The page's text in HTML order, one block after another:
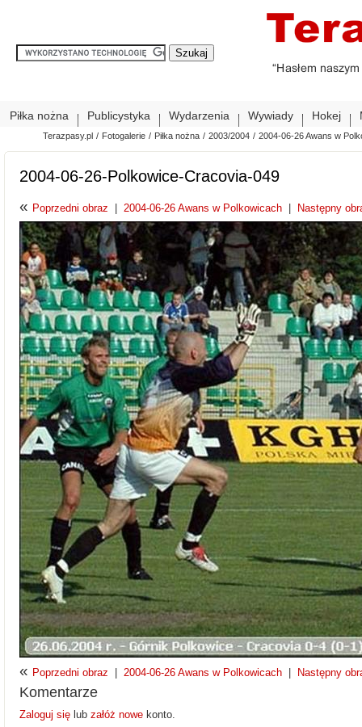
Piłka nożna Publicystyka Wydarzenia Wywiady Hokej
Terazpasy.pl / Fotogalerie / Piłka nożna / 2003/2004 / 2004-06-26 Awans w
2004-06-26-Polkowice-Cracovia-049
« Poprzedni obraz 2004-06-26 Awans w Polkowicach Następny
« Poprzedni obraz 2004-06-26 Awans w Polkowicach Następny
Komentarze
Zaloguj się lub załóż nowe konto.